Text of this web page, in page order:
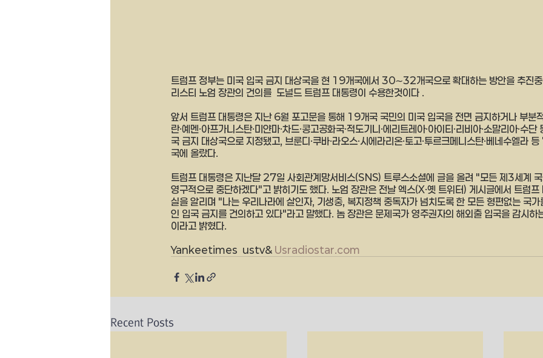
트럼프 정부는 미국 입국 금지 대상국을 현 19개국에서 30∼32개국으로 확대하는 방안을 추진
리스티 노엄 장관의 건의를  도널드 트럼프 대통령이 수용한것이다 .
앞서 트럼프 대통령은 지난 6월 포고문을 통해 19개국 국민의 미국 입국을 전면 금지하거나 부분
란·예멘·아프가니스탄·미얀마·차드·콩고공화국·적도기니·에리트레아·아이티·리비아·소말리아·수
국 금지 대상국으로 지정됐고, 브룬디·쿠바·라오스·시에라리온·토고·투르크메니스탄·베네수엘라
국에 올랐다.
트럼프 대통령은 지난달 27일 사회관계망서비스(SNS) 트루스소셜에 글을 올려 "모든 제3세계
영구적으로 중단하겠다"고 밝히기도 했다. 노엄 장관은 전날 엑스(X·옛 트위터) 게시글에서 트럼프
실을 알리며 "나는 우리나라에 살인자, 기생충, 복지정책 중독자가 넘치도록 한 모든 형편없는 국가
인 입국 금지를 건의하고 있다"라고 말했다. 놈 장관은 문제국가 영주권자의 해외출 입국을 감시하
이라고 밝혔다.
Yankeetimes  ustv& Usradiostar.com
Recent Posts